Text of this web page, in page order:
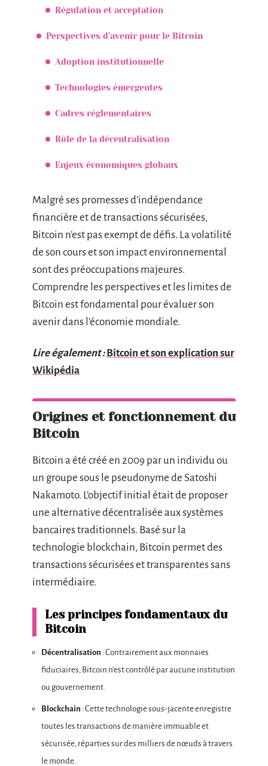
Régulation et acceptation
Perspectives d’avenir pour le Bitcoin
Adoption institutionnelle
Technologies émergentes
Cadres réglementaires
Rôle de la décentralisation
Enjeux économiques globaux
Malgré ses promesses d’indépendance
financière et de transactions sécurisées,
Bitcoin n’est pas exempt de défis. La volatilité
de son cours et son impact environnemental
sont des préoccupations majeures.
Comprendre les perspectives et les limites de
Bitcoin est fondamental pour évaluer son
avenir dans l’économie mondiale.
Lire également : Bitcoin et son explication sur
Wikipédia
Origines et fonctionnement du
Bitcoin
Bitcoin a été créé en 2009 par un individu ou
un groupe sous le pseudonyme de Satoshi
Nakamoto. L’objectif initial était de proposer
une alternative décentralisée aux systèmes
bancaires traditionnels. Basé sur la
technologie blockchain, Bitcoin permet des
transactions sécurisées et transparentes sans
intermédiaire.
Les principes fondamentaux du
Bitcoin
Décentralisation : Contrairement aux monnaies
fiduciaires, Bitcoin n’est contrôlé par aucune institution
ou gouvernement.
Blockchain : Cette technologie sous-jacente enregistre
toutes les transactions de manière immuable et
sécurisée, réparties sur des milliers de nœuds à travers
le monde.